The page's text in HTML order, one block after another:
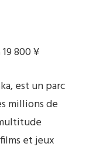
800 ¥
est un parc
millions de
et jeux